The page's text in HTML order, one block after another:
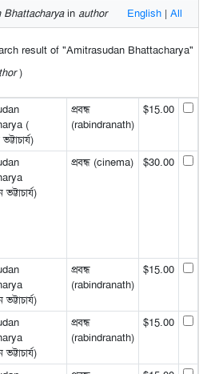
Bhattacharyain author English | All
result of "Amitrasudan Bhattacharya"
)
(
প্রবন্ধ
(rabindranath)
$15.00
প্রবন্ধ (cinema) $30.00
প্রবন্ধ
(rabindranath)
$15.00
প্রবন্ধ
(rabindranath)
$15.00